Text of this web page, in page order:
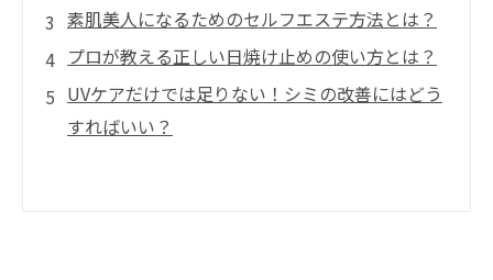
素肌美人になるためのセルフエステ方法とは？
プロが教える正しい日焼け止めの使い方とは？
UVケアだけでは足りない！シミの改善にはどう
すればいい？